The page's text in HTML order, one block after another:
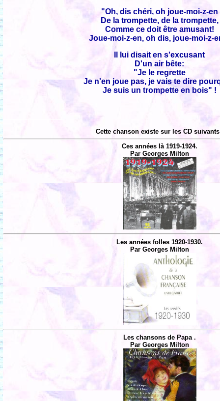
"Oh, dis chéri, oh joue-moi-z-en
De la trompette, de la trompette,
Comme ce doit être amusant!
Joue-moi-z-en, oh dis, joue-moi-z-
Il lui disait en s'excusant
D'un air bête:
"Je le regrette
Je n'en joue pas, je vais te dire
Je suis un trompette en bois" !
Cette chanson existe sur les CD
Ces années là 1919-1924.
Par Georges Milton
Les années folles 1920-1930.
Par Georges Milton
Les chansons de Papa .
Par Georges Milton